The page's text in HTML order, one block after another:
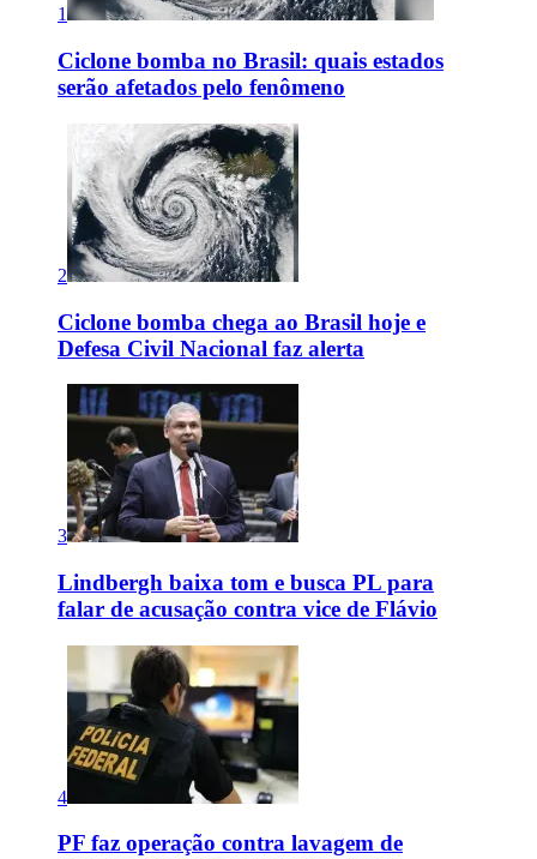
1
Ciclone bomba no Brasil: quais estados
serão afetados pelo fenômeno
2
Ciclone bomba chega ao Brasil hoje e
Defesa Civil Nacional faz alerta
3
Lindbergh baixa tom e busca PL para
falar de acusação contra vice de Flávio
4
PF faz operação contra lavagem de